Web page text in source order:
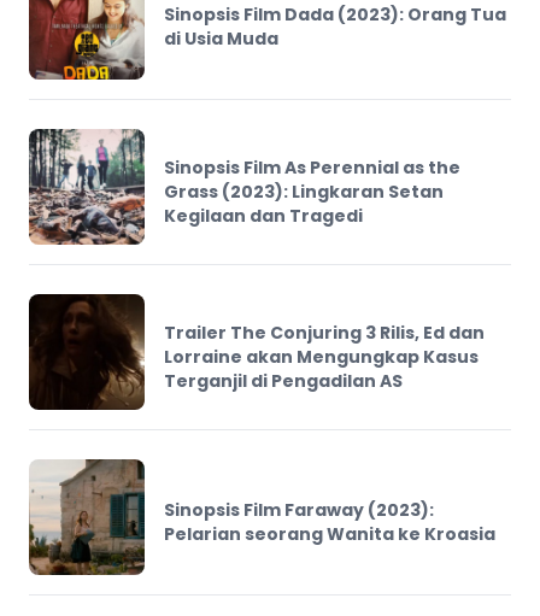
Sinopsis Film Dada (2023): Orang Tua
di Usia Muda
Sinopsis Film As Perennial as the
Grass (2023): Lingkaran Setan
Kegilaan dan Tragedi
Trailer The Conjuring 3 Rilis, Ed dan
Lorraine akan Mengungkap Kasus
Terganjil di Pengadilan AS
Sinopsis Film Faraway (2023):
Pelarian seorang Wanita ke Kroasia